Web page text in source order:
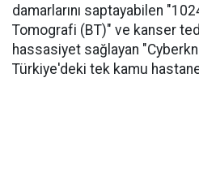
damarlarını saptayabilen
Tomografi (BT)" ve kanser
hassasiyet sağlayan
Türkiye'deki tek kamu